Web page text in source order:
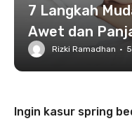
7 Langkah
Awet dan
Rizki Ramadhan · 5
Ingin kasur spring